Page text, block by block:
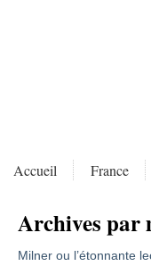
Accueil France
Archives par
Milner ou l’étonnante